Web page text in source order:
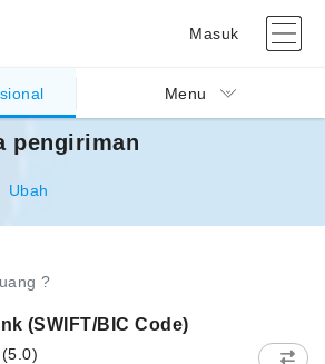
Masuk
Menu
pengiriman
Ubah
?
(SWIFT/BIC Code)
(5.0)